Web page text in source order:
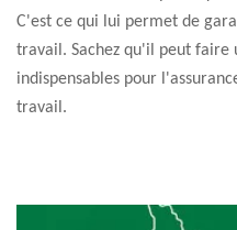
C'est ce qui lui permet de
travail. Sachez qu'il peut faire
indispensables pour
travail.